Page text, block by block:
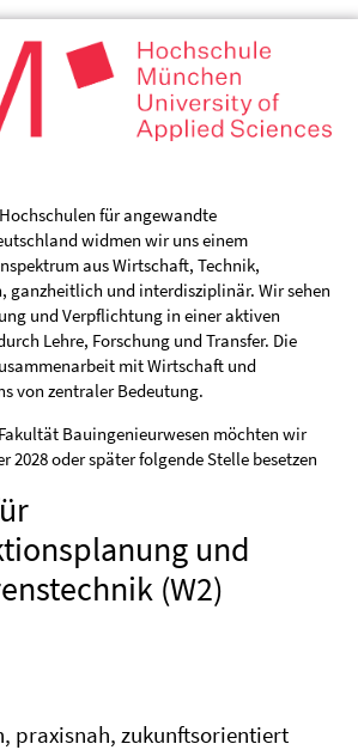
für angewandte
widmen wir uns einem
aus Wirtschaft, Technik,
ganzheitlich und interdisziplinär. Wir sehen
und Verpflichtung in einer aktiven
Lehre, Forschung und Transfer. Die
mit Wirtschaft und
von zentraler Bedeutung.
Bauingenieurwesen möchten wir
2028 oder später folgende Stelle besetzen
und
(W2)
praxisnah, zukunftsorientiert